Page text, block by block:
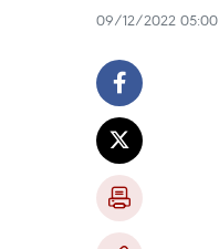
09/12/2022 05:00